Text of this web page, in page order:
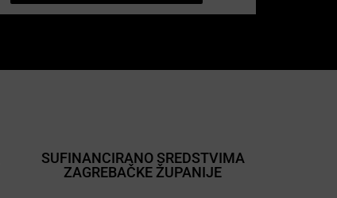
SUFINANCIRANO SREDSTVIMA
ZAGREBAČKE ŽUPANIJE